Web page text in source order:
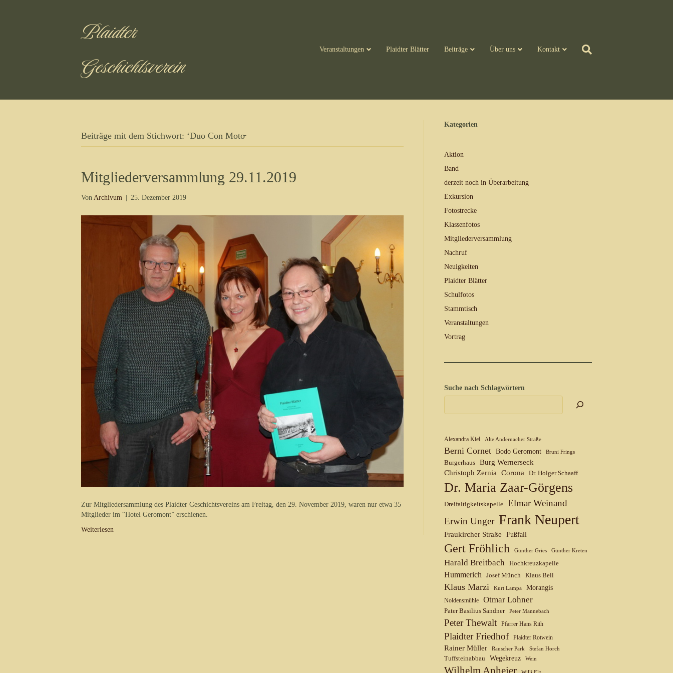
Plaidter
Geschichtsverein
Veranstaltungen Plaidter Blätter Beiträge Über uns Kontakt
Beiträge mit dem Stichwort: ‘Duo Con Moto̵
Mitgliederversammlung 29.11.2019
Von Archivum 25. Dezember 2019
Zur Mitgliedersammlung des Plaidter Geschichtsvereins am Freitag, den 29. November 2019, waren nur etwa 35
Mitglieder im “Hotel Geromont” erschienen.
Weiterlesen
Kategorien
Aktion
Band
derzeit noch in Überarbeitung
Exkursion
Fotostrecke
Klassenfotos
Mitgliederversammlung
Nachruf
Neuigkeiten
Plaidter Blätter
Schulfotos
Stammtisch
Veranstaltungen
Vortrag
Suche nach Schlagwörtern
Alexandra Kiel Alte Andernacher Straße
Berni Cornet Bodo Geromont Bruni Frings
Burgerhaus Burg Wernerseck
Christoph Zernia
Corona Dr. Holger Schaaff
Dr. Maria Zaar-Görgens
Dreifaltigkeitskapelle Elmar Weinand
Erwin Unger Frank Neupert
Fraukircher Straße Fußfall
Gert Fröhlich Günther Gries Günther Kreten
Harald Breitbach Hochkreuzkapelle
Hummerich Josef Münch Klaus Bell
Klaus Marzi Kurt Lampa Morangis
Noldensmühle Otmar Lohner
Pater Basilius Sandner Peter Mannebach
Peter Thewalt Pfarrer Hans Rith
Plaidter Friedhof Plaidter Rotwein
Rainer Müller Rauscher Park Stefan Horch
Tuffsteinabbau Wegekreuz Wein
Wilhelm Anheier